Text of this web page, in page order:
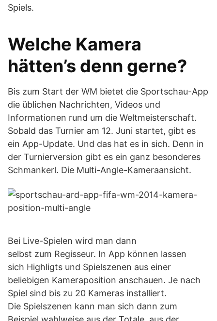
Spiels.
Welche Kamera
hätten’s denn gerne?
Bis zum Start der WM bietet die Sportschau-App
die üblichen Nachrichten, Videos und
Informationen rund um die Weltmeisterschaft.
Sobald das Turnier am 12. Juni startet, gibt es
ein App-Update. Und das hat es in sich. Denn in
der Turnierversion gibt es ein ganz besonderes
Schmankerl. Die Multi-Angle-Kameraansicht.
Bei Live-Spielen wird man dann
selbst zum Regisseur. In App können lassen
sich Highligts und Spielszenen aus einer
beliebigen Kameraposition anschauen. Je nach
Spiel sind bis zu 20 Kameras installiert.
Die Spielszenen kann man sich dann zum